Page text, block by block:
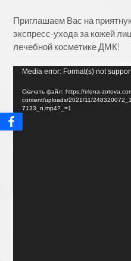
Приглашаем Вас на
экспресс-ухода за кожей
лечебной косметике ДМК!
Видеоплеер
Media error: Format(s) not
Скачать файл: https://elena-
content/uploads/2021/11/
7133_n.mp4?_=1